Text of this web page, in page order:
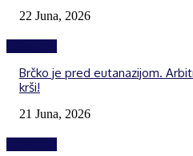
22 Juna, 2026
Brčko je pred eutanazijom.
krši!
21 Juna, 2026